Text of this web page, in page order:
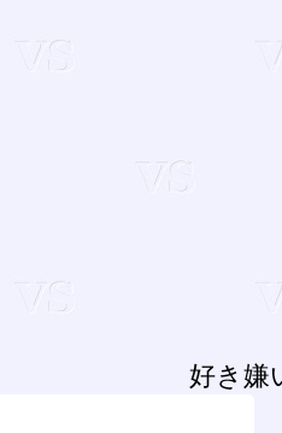
好き嫌